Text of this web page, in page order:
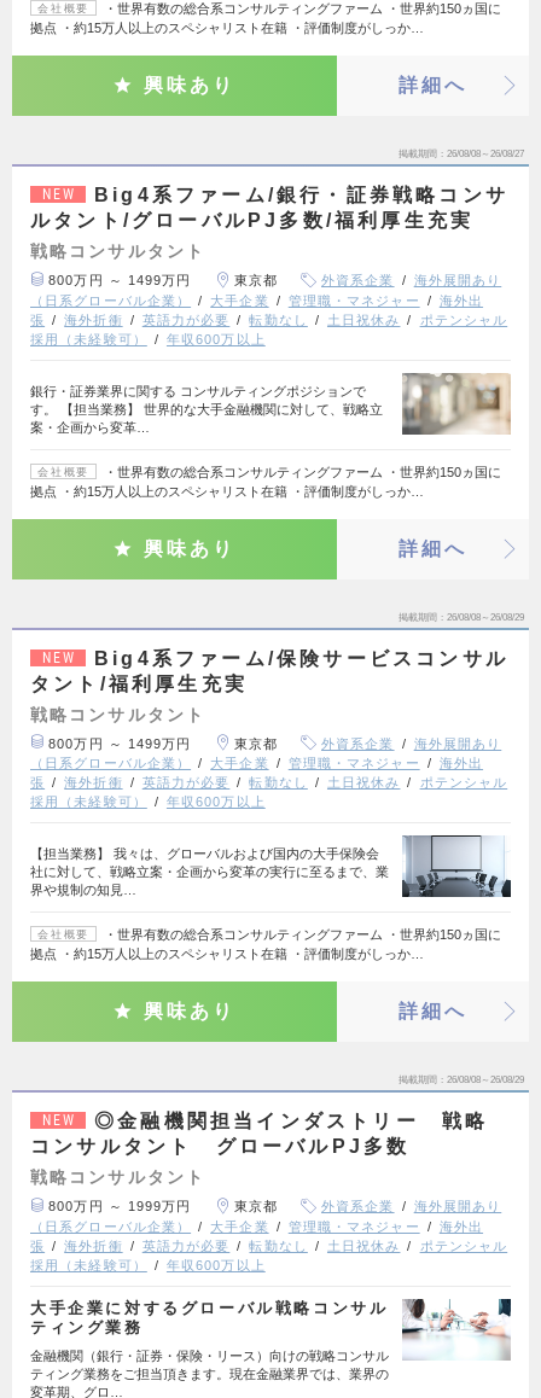
会社概要
・世界有数の総合系コンサルティングファーム ・世界約150ヵ国に
拠点 ・約15万人以上のスペシャリスト在籍 ・評価制度がしっか…
興味あり 詳細へ
掲載期間 26/08/08～26/08/27
NEW
Big4系ファーム/銀行・証券戦略コンサ
ルタント/グローバルPJ多数/福利厚生充実
戦略コンサルタント
800万円 ～ 1499万円 東京都 外資系企業
海外展開あり
（日系グローバル企業）
大手企業 管理職・マネジャー
海外出
張
海外折衝 英語力が必要 転勤なし 土日祝休み
ポテンシャル
採用（未経験可）
年収600万以上
銀行・証券業界に関する コンサルティングポジションで
す。 【担当業務】 世界的な大手金融機関に対して、戦略立
案・企画から変革…
会社概要
・世界有数の総合系コンサルティングファーム ・世界約150ヵ国に
拠点 ・約15万人以上のスペシャリスト在籍 ・評価制度がしっか…
興味あり 詳細へ
掲載期間 26/08/08～26/08/29
NEW
Big4系ファーム/保険サービスコンサル
タント/福利厚生充実
戦略コンサルタント
800万円 ～ 1499万円 東京都 外資系企業
海外展開あり
（日系グローバル企業）
大手企業 管理職・マネジャー
海外出
張
海外折衝 英語力が必要 転勤なし 土日祝休み
ポテンシャル
採用（未経験可）
年収600万以上
【担当業務】 我々は、グローバルおよび国内の大手保険会
社に対して、戦略立案・企画から変革の実行に至るまで、業
界や規制の知見…
会社概要
・世界有数の総合系コンサルティングファーム ・世界約150ヵ国に
拠点 ・約15万人以上のスペシャリスト在籍 ・評価制度がしっか…
興味あり 詳細へ
掲載期間 26/08/08～26/08/29
NEW
◎金融機関担当インダストリー 戦略
コンサルタント グローバルPJ多数
戦略コンサルタント
800万円 ～ 1999万円 東京都 外資系企業
海外展開あり
（日系グローバル企業）
大手企業 管理職・マネジャー
海外出
張
海外折衝 英語力が必要 転勤なし 土日祝休み
ポテンシャル
採用（未経験可）
年収600万以上
大手企業に対するグローバル戦略コンサル
ティング業務
金融機関（銀行・証券・保険・リース）向けの戦略コンサル
ティング業務をご担当頂きます。現在金融業界では、業界の
変革期、グロ…